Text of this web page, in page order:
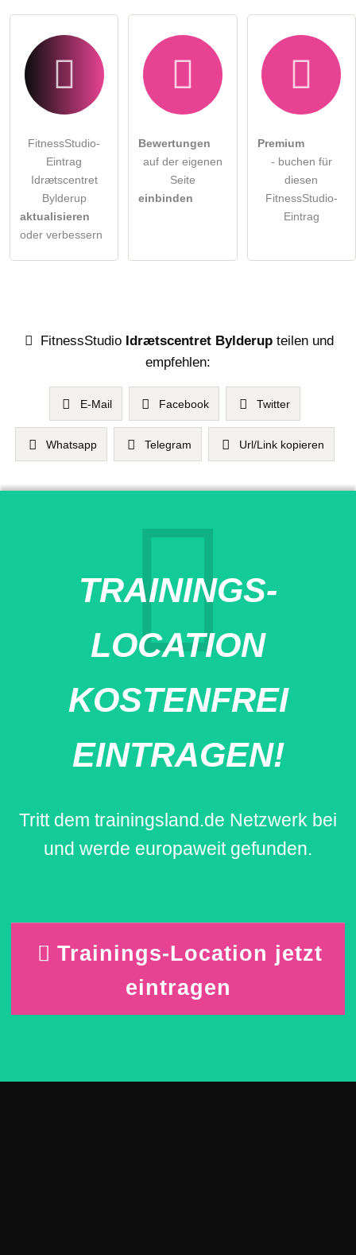
FitnessStudio-
Eintrag
Idrætscentret
Bylderup
aktualisieren
oder verbessern
Bewertungen
auf der eigenen
Seite
einbinden
Premium
- buchen für
diesen
FitnessStudio-
Eintrag
FitnessStudio Idrætscentret Bylderup teilen und
empfehlen:
E-Mail Facebook Twitter
Whatsapp Telegram Url/Link kopieren
TRAININGS-
LOCATION
KOSTENFREI
EINTRAGEN!
Tritt dem trainingsland.de Netzwerk bei
und werde europaweit gefunden.
Trainings-Location jetzt
eintragen